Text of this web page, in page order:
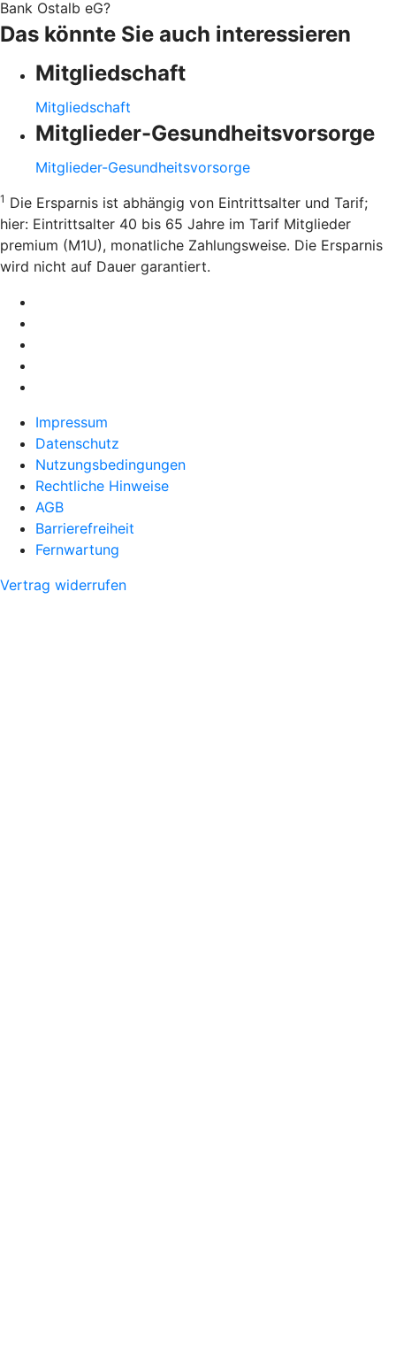
Bank Ostalb eG?
Das könnte Sie auch interessieren
Mitgliedschaft
Mitgliedschaft
Mitglieder-Gesundheitsvorsorge
Mitglieder-Gesundheitsvorsorge
1 Die Ersparnis ist abhängig von Eintrittsalter und Tarif;
hier: Eintrittsalter 40 bis 65 Jahre im Tarif Mitglieder
premium (M1U), monatliche Zahlungsweise. Die Ersparnis
wird nicht auf Dauer garantiert.
Impressum
Datenschutz
Nutzungsbedingungen
Rechtliche Hinweise
AGB
Barrierefreiheit
Fernwartung
Vertrag widerrufen